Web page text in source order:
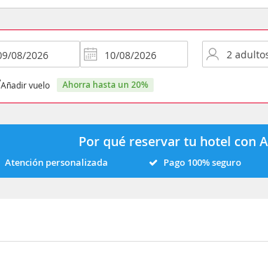
Añadir vuelo ahorra hasta un 20%
Por qué reservar tu hotel con
Atención personalizada Pago 100% seguro